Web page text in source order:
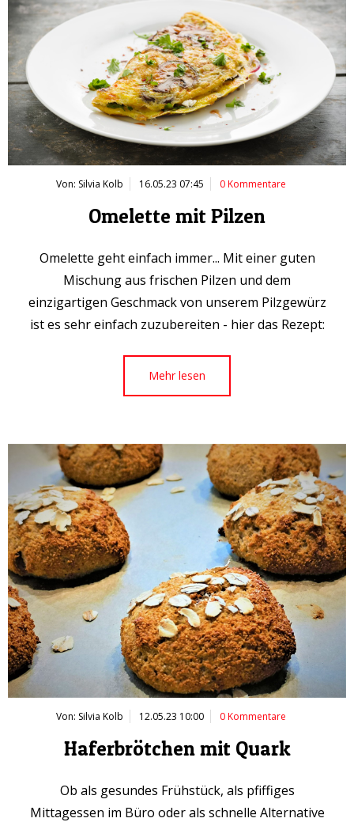
Von: Silvia Kolb 16.05.23 07:45 0 Kommentare
Omelette mit Pilzen
Omelette geht einfach immer... Mit einer guten
Mischung aus frischen Pilzen und dem
einzigartigen Geschmack von unserem Pilzgewürz
ist es sehr einfach zuzubereiten - hier das Rezept:
Mehr lesen
Von: Silvia Kolb 12.05.23 10:00 0 Kommentare
Haferbrötchen mit Quark
Ob als gesundes Frühstück, als pfiffiges
Mittagessen im Büro oder als schnelle Alternative